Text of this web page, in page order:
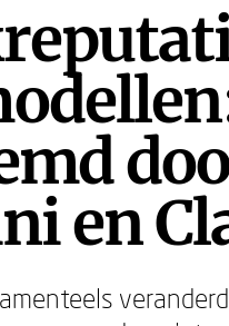
en